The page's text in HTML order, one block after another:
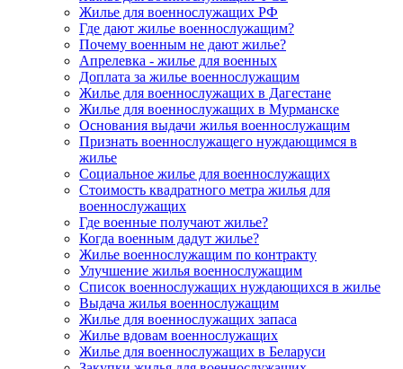
Жилье для военнослужащих РФ
Где дают жилье военнослужащим?
Почему военным не дают жилье?
Апрелевка - жилье для военных
Доплата за жилье военнослужащим
Жилье для военнослужащих в Дагестане
Жилье для военнослужащих в Мурманске
Основания выдачи жилья военнослужащим
Признать военнослужащего нуждающимся в
жилье
Социальное жилье для военнослужащих
Стоимость квадратного метра жилья для
военнослужащих
Где военные получают жилье?
Когда военным дадут жилье?
Жилье военнослужащим по контракту
Улучшение жилья военнослужащим
Список военнослужащих нуждающихся в жилье
Выдача жилья военнослужащим
Жилье для военнослужащих запаса
Жилье вдовам военнослужащих
Жилье для военнослужащих в Беларуси